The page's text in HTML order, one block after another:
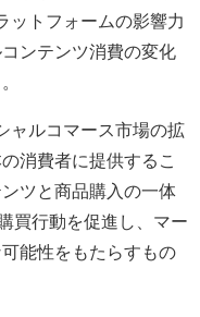
ットフォームの影響力
ンテンツ消費の変化
ャルコマース市場の拡
消費者に提供するこ
ツと商品購入の一体
買行動を促進し、マー
能性をもたらすもの